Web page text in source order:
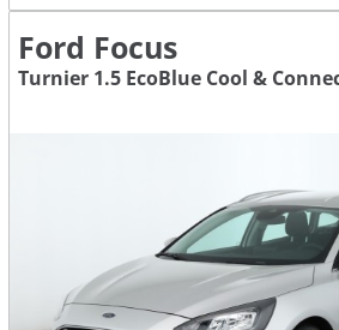
Ford Focus
Turnier 1.5 EcoBlue Cool &